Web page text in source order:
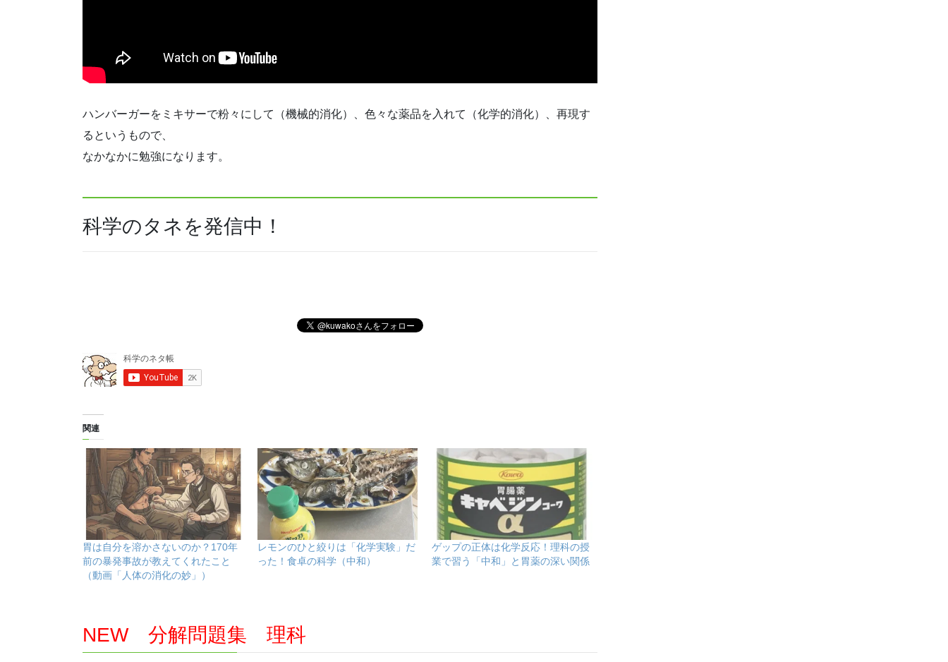
ハンバーガーをミキサーで粉々にして（機械的消化）、色々な薬品を入れて（化学的消化）、再現す
るというもので、
なかなかに勉強になります。
科学のタネを発信中！
関連
胃は自分を溶かさないのか？170年
前の暴発事故が教えてくれたこと
（動画「人体の消化の妙」）
レモンのひと絞りは「化学実験」だ
った！食卓の科学（中和）
ゲップの正体は化学反応！理科の授
業で習う「中和」と胃薬の深い関係
NEW 分解問題集 理科